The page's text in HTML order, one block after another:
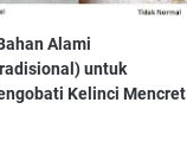
Alami
untuk
Kelinci Mencret